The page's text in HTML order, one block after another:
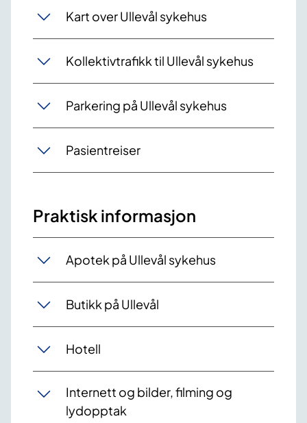
Kart over Ullevål sykehus
Kollektivtrafikk til Ullevål sykehus
Parkering på Ullevål sykehus
Pasientreiser
Praktisk informasjon
Apotek på Ullevål sykehus
Butikk på Ullevål
Hotell
Internett og bilder, filming og
lydopptak